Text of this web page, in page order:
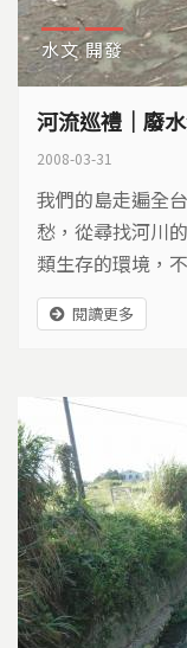
水文 開發
河流巡禮｜廢
2008-03-31
我們的島走遍全
愁，從尋找河川
類生存的環境，
生態因水質惡化
處境，和各界如
閱讀更多